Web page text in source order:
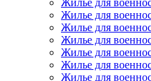
Жилье для
Жилье для
Жилье для
Жилье для
Жилье для
Жилье для
Жилье для